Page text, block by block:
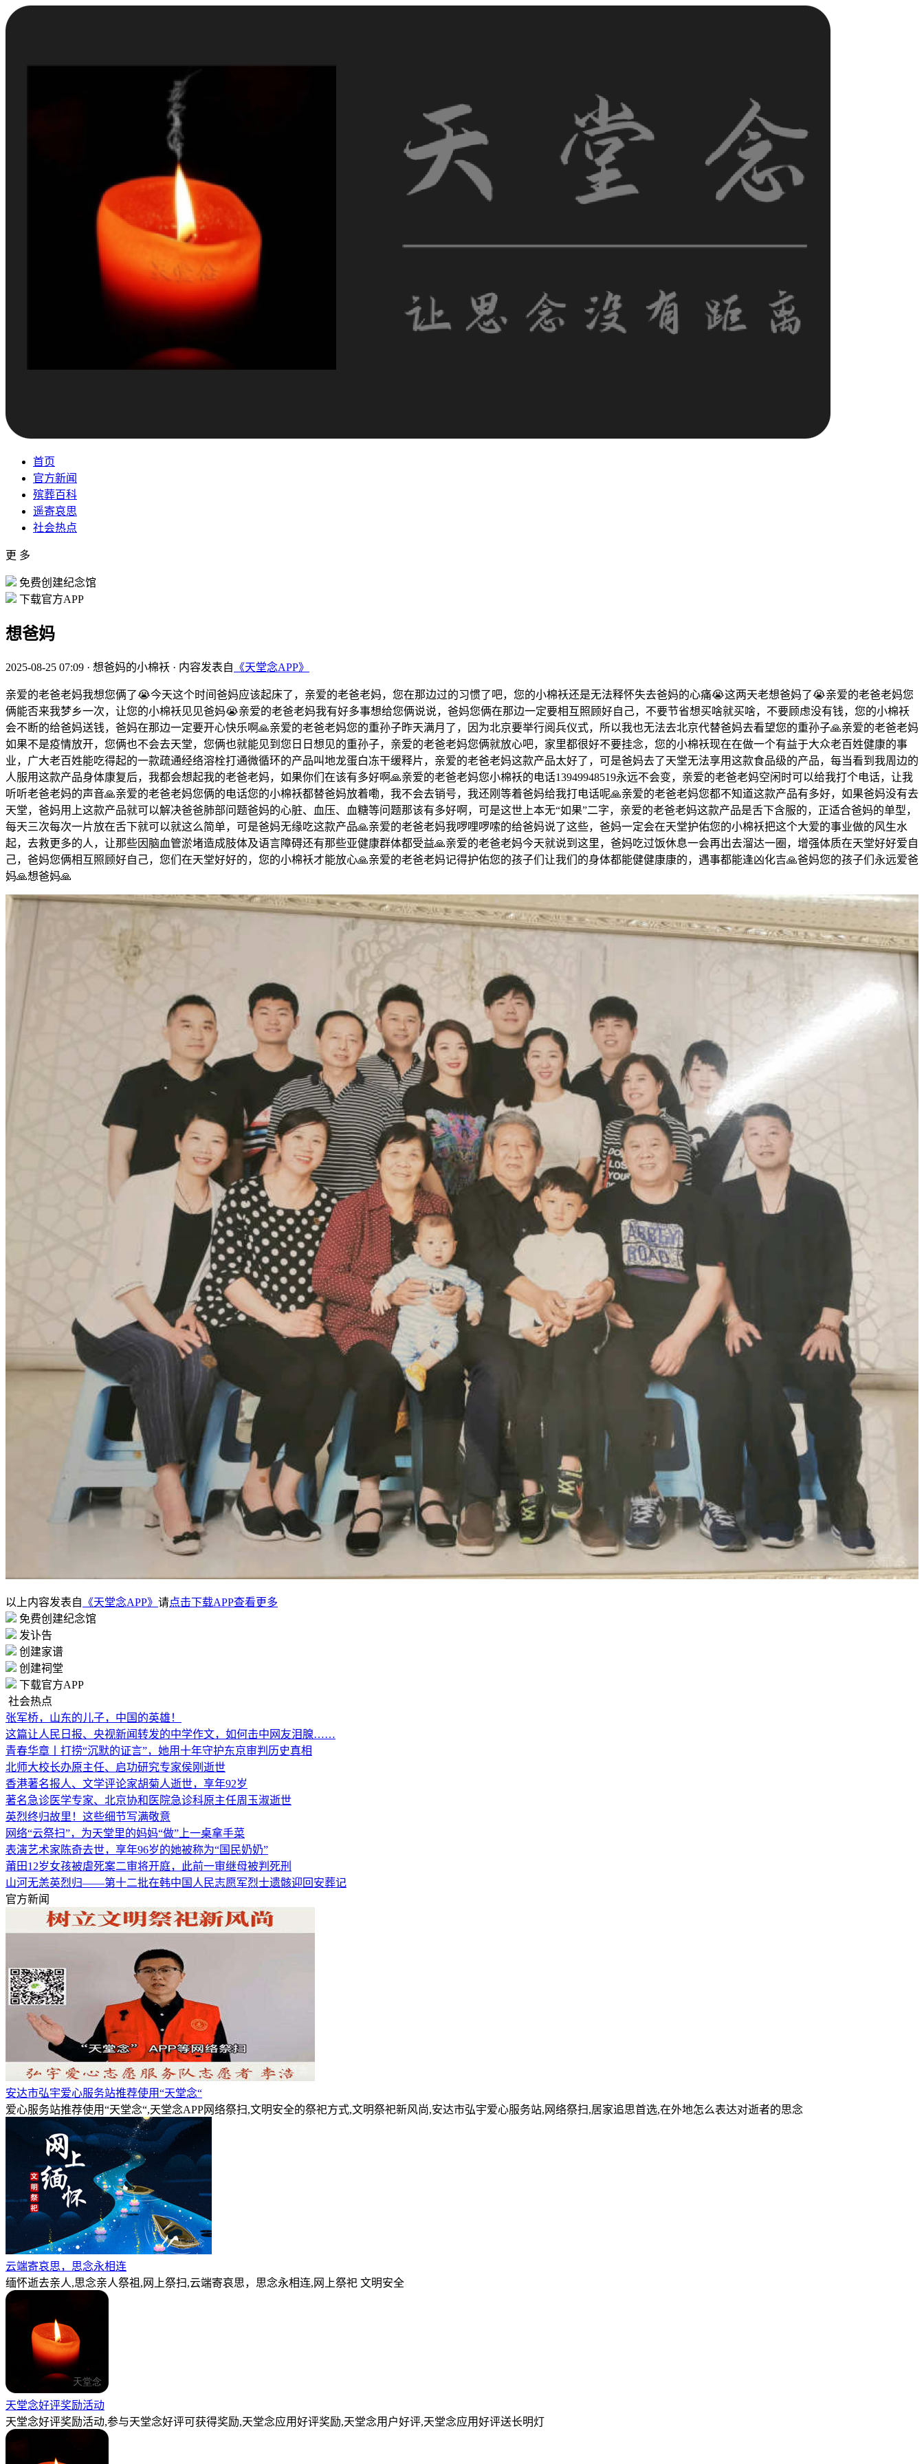
首页
官方新闻
殡葬百科
遥寄哀思
社会热点
更 多
免费创建纪念馆
下载官方APP
想爸妈
2025-08-25 07:09 · 想爸妈的小棉袄 · 内容发表自 《天堂念APP》
亲爱的老爸老妈我想您俩了😭今天这个时间爸妈应该起床了，亲爱的老爸老妈，您在那边过的习惯了吧，您的小棉袄还是无法释怀失去爸妈的心痛😭这两天老想爸妈了😭亲爱的老爸老妈您
俩能否来我梦乡一次，让您的小棉袄见见爸妈😭亲爱的老爸老妈我有好多事想给您俩说说，爸妈您俩在那边一定要相互照顾好自己，不要节省想买啥就买啥，不要顾虑没有钱，您的小棉袄
会不断的给爸妈送钱，爸妈在那边一定要开心快乐啊🙏亲爱的老爸老妈您的重孙子昨天满月了，因为北京要举行阅兵仪式，所以我也无法去北京代替爸妈去看望您的重孙子🙏亲爱的老爸老妈
如果不是疫情放开，您俩也不会去天堂，您俩也就能见到您日日想见的重孙子，亲爱的老爸老妈您俩就放心吧，家里都很好不要挂念，您的小棉袄现在在做一个有益于大众老百姓健康的事
业，广大老百姓能吃得起的一款疏通经络溶栓打通微循环的产品叫地龙蛋白冻干缓释片，亲爱的老爸老妈这款产品太好了，可是爸妈去了天堂无法享用这款食品级的产品，每当看到我周边的
人服用这款产品身体康复后，我都会想起我的老爸老妈，如果你们在该有多好啊🙏亲爱的老爸老妈您小棉袄的电话13949948519永远不会变，亲爱的老爸老妈空闲时可以给我打个电话，让我
听听老爸老妈的声音🙏亲爱的老爸老妈您俩的电话您的小棉袄都替爸妈放着嘞，我不会去销号，我还刚等着爸妈给我打电话呢🙏亲爱的老爸老妈您都不知道这款产品有多好，如果爸妈没有去
天堂，爸妈用上这款产品就可以解决爸爸肺部问题爸妈的心脏、血压、血糖等问题那该有多好啊，可是这世上本无“如果”二字，亲爱的老爸老妈这款产品是舌下含服的，正适合爸妈的单型，
每天三次每次一片放在舌下就可以就这么简单，可是爸妈无缘吃这款产品🙏亲爱的老爸老妈我啰哩啰嗦的给爸妈说了这些，爸妈一定会在天堂护佑您的小棉袄把这个大爱的事业做的风生水
起，去救更多的人，让那些因脑血管淤堵造成肢体及语言障碍还有那些亚健康群体都受益🙏亲爱的老爸老妈今天就说到这里，爸妈吃过饭休息一会再出去溜达一圈，增强体质在天堂好好爱自
己，爸妈您俩相互照顾好自己，您们在天堂好好的，您的小棉袄才能放心🙏亲爱的老爸老妈记得护佑您的孩子们让我们的身体都能健健康康的，遇事都能逢凶化吉🙏爸妈您的孩子们永远爱爸
妈🙏想爸妈🙏
以上内容发表自 《天堂念APP》 请点击下载APP查看更多
免费创建纪念馆
发讣告
创建家谱
创建祠堂
下载官方APP
社会热点
张军桥，山东的儿子，中国的英雄！
这篇让人民日报、央视新闻转发的中学作文，如何击中网友泪腺……
青春华章丨打捞“沉默的证言”，她用十年守护东京审判历史真相
北师大校长办原主任、启功研究专家侯刚逝世
香港著名报人、文学评论家胡菊人逝世，享年92岁
著名急诊医学专家、北京协和医院急诊科原主任周玉淑逝世
英烈终归故里！这些细节写满敬意
网络“云祭扫”，为天堂里的妈妈“做”上一桌拿手菜
表演艺术家陈奇去世，享年96岁的她被称为“国民奶奶”
莆田12岁女孩被虐死案二审将开庭，此前一审继母被判死刑
山河无恙英烈归——第十二批在韩中国人民志愿军烈士遗骸迎回安葬记
官方新闻
安达市弘宇爱心服务站推荐使用“天堂念“
爱心服务站推荐使用“天堂念“,天堂念APP网络祭扫,文明安全的祭祀方式,文明祭祀新风尚,安达市弘宇爱心服务站,网络祭扫,居家追思首选,在外地怎么表达对逝者的思念
云端寄哀思，思念永相连
缅怀逝去亲人,思念亲人祭祖,网上祭扫,云端寄哀思，思念永相连,网上祭祀 文明安全
天堂念好评奖励活动
天堂念好评奖励活动,参与天堂念好评可获得奖励,天堂念应用好评奖励,天堂念用户好评,天堂念应用好评送长明灯